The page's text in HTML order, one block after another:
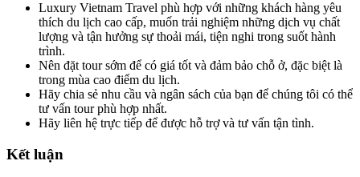
Luxury Vietnam Travel phù hợp với những khách hàng yêu
thích du lịch cao cấp, muốn trải nghiệm những dịch vụ chất
lượng và tận hưởng sự thoải mái, tiện nghi trong suốt hành
trình.
Nên đặt tour sớm để có giá tốt và đảm bảo chỗ ở, đặc biệt là
trong mùa cao điểm du lịch.
Hãy chia sẻ nhu cầu và ngân sách của bạn để chúng tôi có thể
tư vấn tour phù hợp nhất.
Hãy liên hệ trực tiếp để được hỗ trợ và tư vấn tận tình.
Kết luận